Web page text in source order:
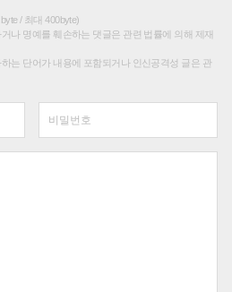
/ 최대 400byte)
나 명예를 훼손하는 댓글은 관련 법률에 의해 제재
는 단어가 내용에 포함되거나 인신공격성 글은 관